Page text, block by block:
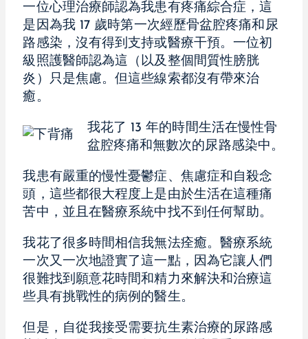
一位心理治療師認為我患有疼痛綜合症，這
是因為我 17 歲時第一次經歷骨盆腔疼痛和尿
路感染，沒有得到支持或醫療干預。一位初
級照護醫師認為這（以及整個間質性膀胱
炎）只是焦慮。但這些線索都沒有帶來治
癒。
我花了 13 年的時間生活在慢性骨
盆腔疼痛和無數次的尿路感染中。
我患有嚴重的慢性憂鬱症、焦慮症和自殺念
頭，這些都很大程度上是由於生活在這種痛
苦中，並且在醫療系統中找不到任何幫助。
我花了很多時間相信我無法痊癒。醫療系統
一次又一次地證實了這一點，因為它讓人們
很難找到願意花時間和精力來解決和治療這
些具有挑戰性的病例的醫生。
但是，自從我接受需要抗生素治療的尿路感